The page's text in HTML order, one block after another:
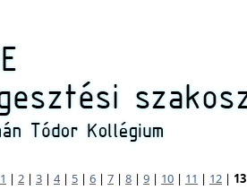
1 | 2 | 3 | 4| 5 | 6 | 7 | 8 | 9 | 10 | 11 | 12 | 13